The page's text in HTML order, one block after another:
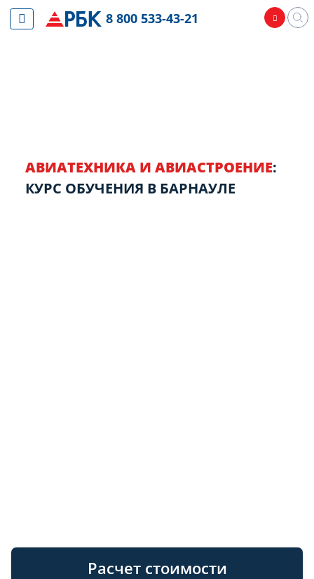
АВИАТЕХНИКА И АВИАСТРОЕНИЕ:
КУРС ОБУЧЕНИЯ В БАРНАУЛЕ
Расчет стоимости
8 800 533-43-21